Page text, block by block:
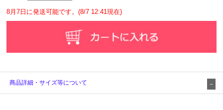
8月7日に発送可能です。(8/7 12:41現在)
商品詳細・サイズ等について